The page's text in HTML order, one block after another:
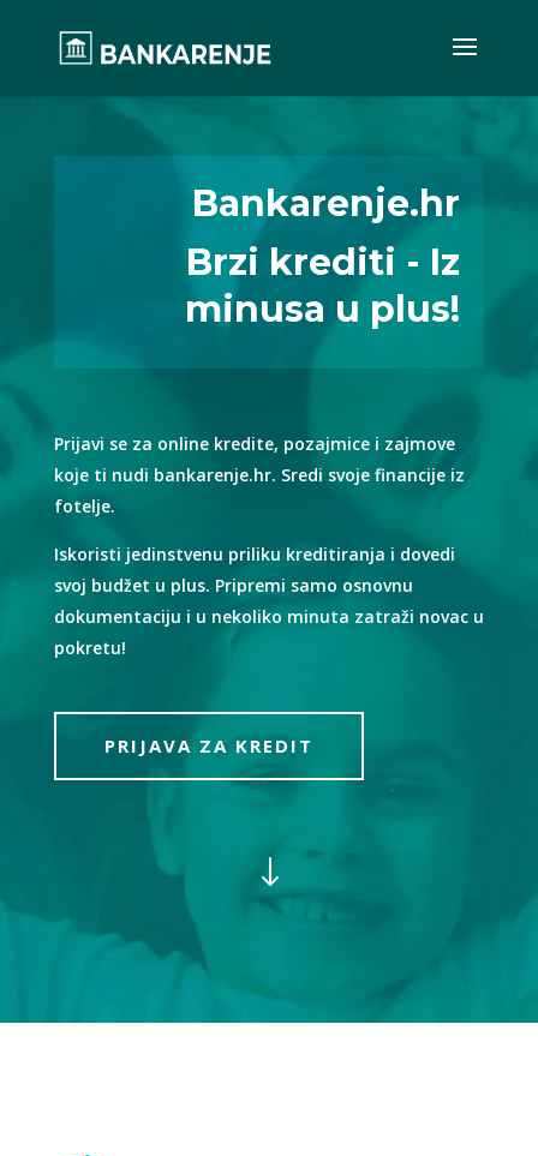
Bankarenje.hr
Brzi krediti - Iz
minusa u plus!
Prijavi se za online kredite, pozajmice i zajmove
koje ti nudi bankarenje.hr. Sredi svoje financije iz
fotelje.
Iskoristi jedinstvenu priliku kreditiranja i dovedi
svoj budžet u plus. Pripremi samo osnovnu
dokumentaciju i u nekoliko minuta zatraži novac u
pokretu!
PRIJAVA ZA KREDIT
"